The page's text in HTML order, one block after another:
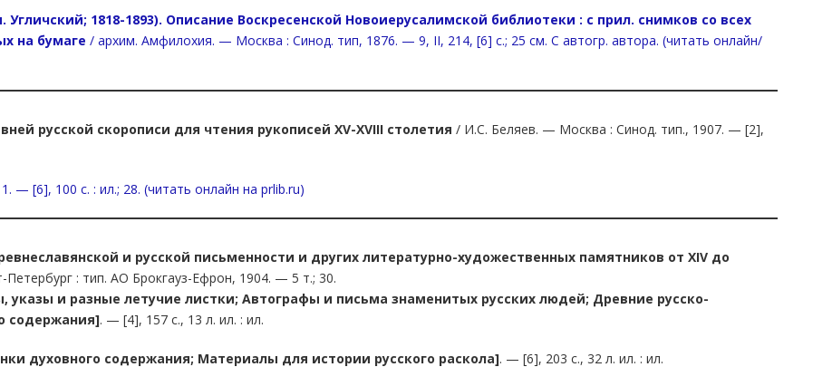
1818-1893). Описание Воскресенской Новоиерусалимской библиотеки : с прил. снимков со всех
на бумаге / архим. Амфилохия. — Москва : Синод. тип, 1876. — 9, II, 214, [6] с.; 25 см. C автогр. автора. (читать онлайн/
русской скорописи для чтения рукописей XV-XVIII столетия / И.С. Беляев. — Москва : Синод. тип., 1907. — [2],
— [6], 100 с. : ил.; 28. (читать онлайн на prlib.ru)
и русской письменности и других литературно-художественных памятников от XIV до
: тип. АО Брокгауз-Ефрон, 1904. — 5 т.; 30.
и разные летучие листки; Автографы и письма знаменитых русских людей; Древние русско-
содержания]. — [4], 157 с., 13 л. ил. : ил.
духовного содержания; Материалы для истории русского раскола]. — [6], 203 с., 32 л. ил. : ил.